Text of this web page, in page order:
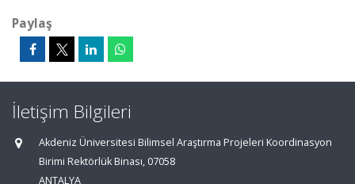
Paylaş
İletişim Bilgileri
Akdeniz Üniversitesi Bilimsel Araştırma Projeleri Koordinasyon
Birimi Rektörlük Binası, 07058
ANTALYA